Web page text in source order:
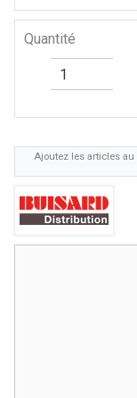
Ajoutez les articles
Quantité